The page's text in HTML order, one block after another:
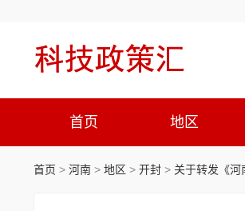
首页 地区
首页 > 河南 > 地区 > 开封 > 关于转发《河